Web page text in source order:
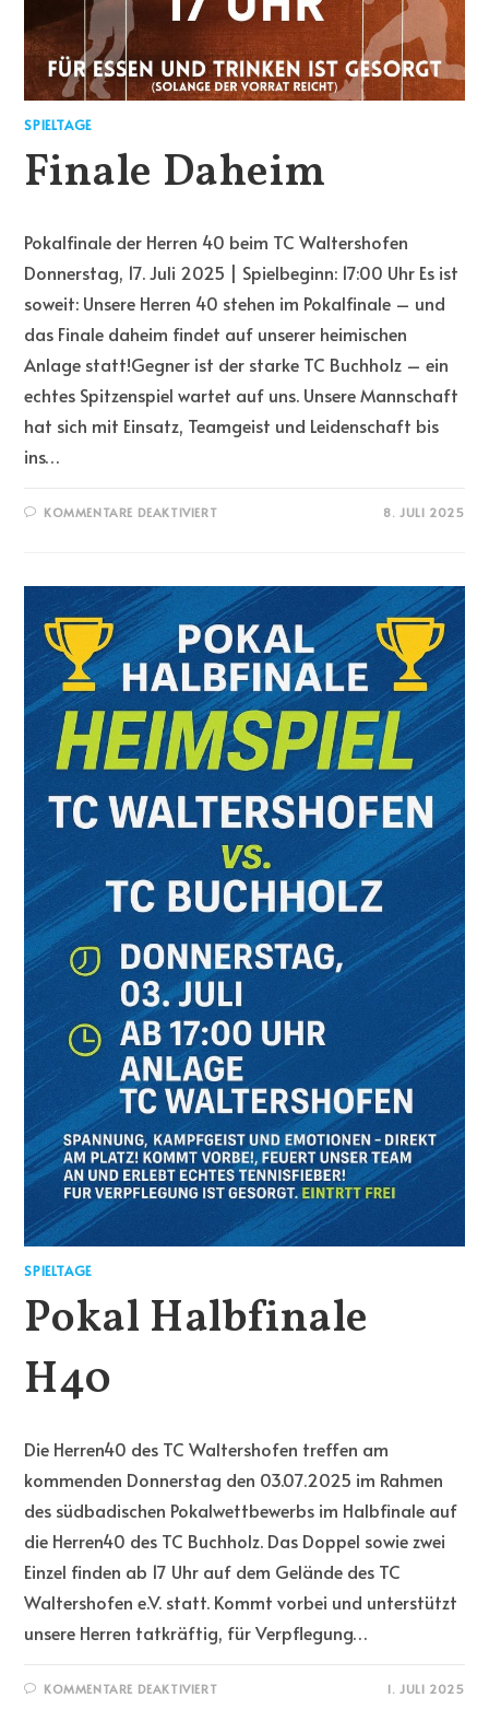
SPIELTAGE
Finale Daheim
Pokalfinale der Herren 40 beim TC Waltershofen
Donnerstag, 17. Juli 2025 | Spielbeginn: 17:00 Uhr Es ist
soweit: Unsere Herren 40 stehen im Pokalfinale – und
das Finale daheim findet auf unserer heimischen
Anlage statt!Gegner ist der starke TC Buchholz – ein
echtes Spitzenspiel wartet auf uns. Unsere Mannschaft
hat sich mit Einsatz, Teamgeist und Leidenschaft bis
ins…
KOMMENTARE DEAKTIVIERT 8. JULI 2025
SPIELTAGE
Pokal Halbfinale
H40
Die Herren40 des TC Waltershofen treffen am
kommenden Donnerstag den 03.07.2025 im Rahmen
des südbadischen Pokalwettbewerbs im Halbfinale auf
die Herren40 des TC Buchholz. Das Doppel sowie zwei
Einzel finden ab 17 Uhr auf dem Gelände des TC
Waltershofen e.V. statt. Kommt vorbei und unterstützt
unsere Herren tatkräftig, für Verpflegung…
KOMMENTARE DEAKTIVIERT 1. JULI 2025